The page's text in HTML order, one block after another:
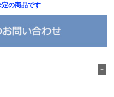
の商品です